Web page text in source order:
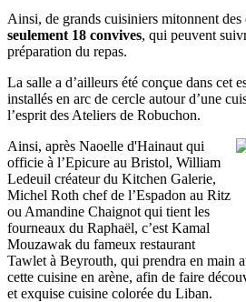
Ainsi, de grands cuisiniers mitonnent
seulement 18 convives, qui peuvent
préparation du repas.
La salle a d’ailleurs été conçue dans cet
installés en arc de cercle autour d’une
l’esprit des Ateliers de Robuchon.
Ainsi, après Naoelle d'Hainaut qui
officie à l’Epicure au Bristol, William
Ledeuil créateur du Kitchen Galerie,
Michel Roth chef de l’Espadon au Ritz
ou Amandine Chaignot qui tient les
fourneaux du Raphaël, c’est Kamal
Mouzawak du fameux restaurant
Tawlet à Beyrouth, qui prendra en main
cette cuisine en arène, afin de faire
et exquise cuisine colorée du Liban.